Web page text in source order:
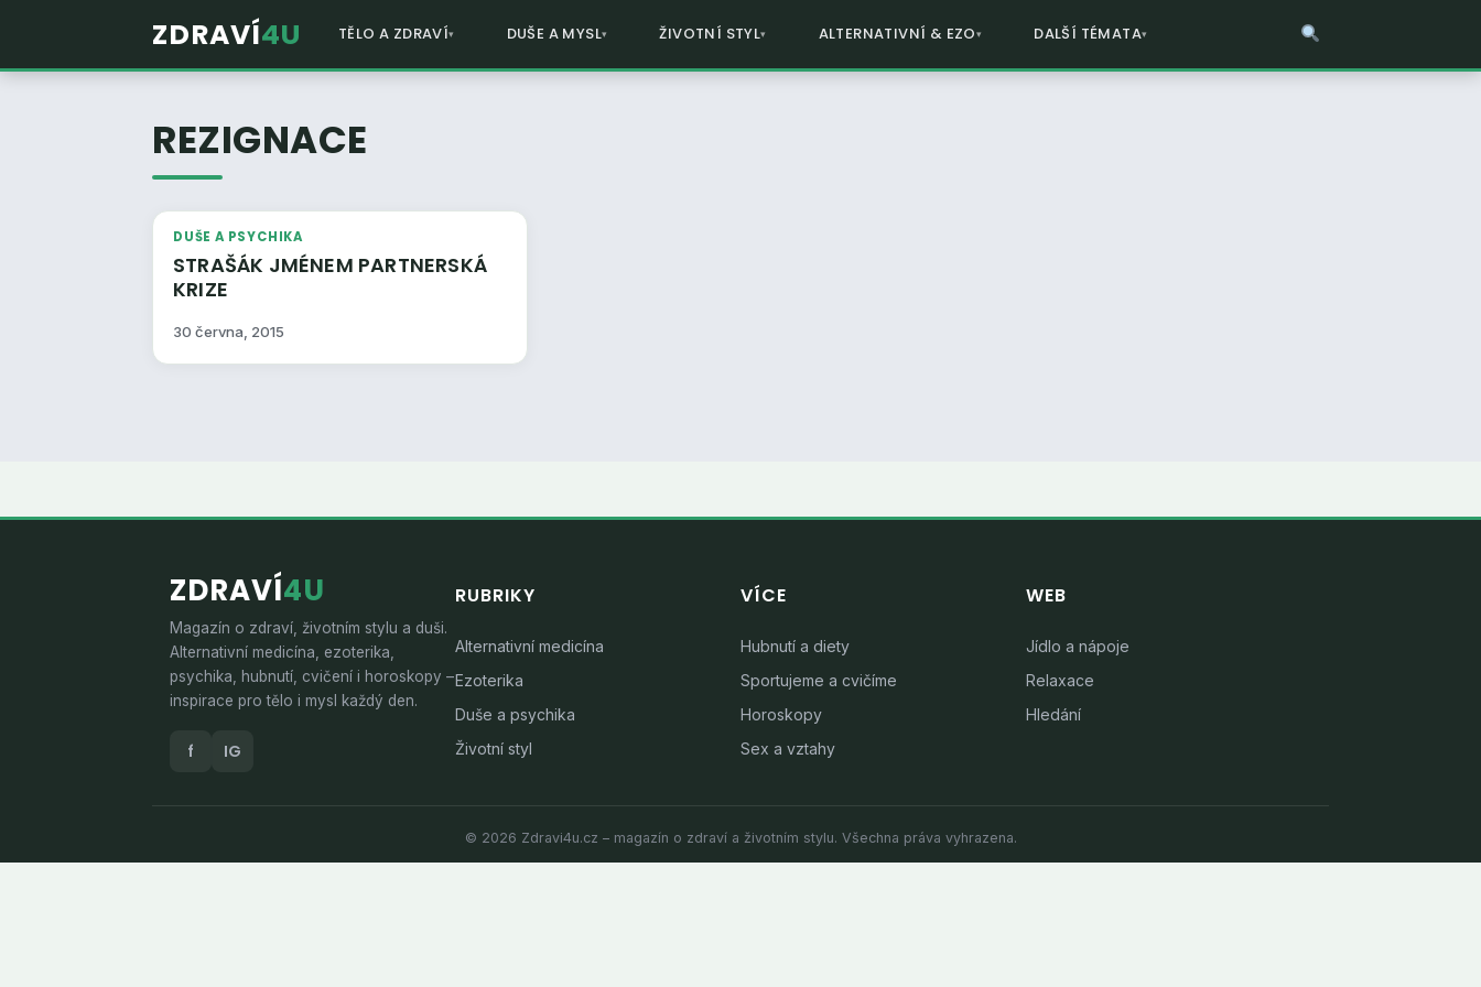
ZDRAVÍ4U TĚLO A ZDRAVÍ DUŠE A MYSL ŽIVOTNÍ STYL ALTERNATIVNÍ & EZO DALŠÍ TÉMATA
REZIGNACE
DUŠE A PSYCHIKA
STRAŠÁK JMÉNEM PARTNERSKÁ
KRIZE
30 června, 2015
ZDRAVÍ4U
Magazín o zdraví, životním stylu a duši.
Alternativní medicína, ezoterika,
psychika, hubnutí, cvičení i horoskopy –
inspirace pro tělo i mysl každý den.
f IG
RUBRIKY
Alternativní medicína
Ezoterika
Duše a psychika
Životní styl
VÍCE
Hubnutí a diety
Sportujeme a cvičíme
Horoskopy
Sex a vztahy
WEB
Jídlo a nápoje
Relaxace
Hledání
© 2026 Zdravi4u.cz – magazín o zdraví a životním stylu. Všechna práva vyhrazena.